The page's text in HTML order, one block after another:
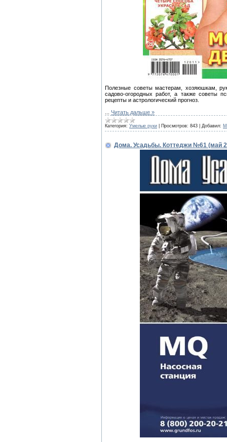
Полезные советы мастерам, хозяюшкам,
садово-огородных работ, а также советы
рецепты и астрологический прогноз.
Читать дальше »
Категория: Умелые руки Просмотров: 843 Добавил:
Дома. Усадьбы. Коттеджи №61 (май